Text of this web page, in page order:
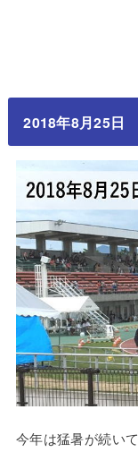
2018年8月25日
今年は猛暑が続い